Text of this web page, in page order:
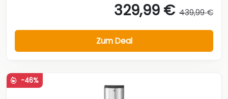
329,99 € 439,99 €
Zum Deal
-46%